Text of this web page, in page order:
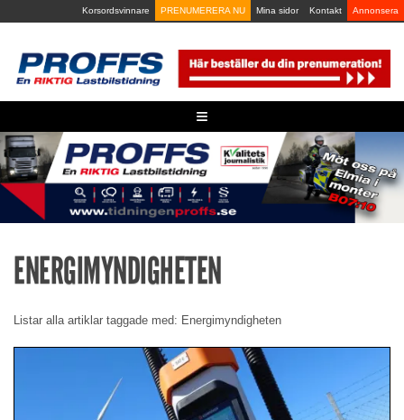
to
Korsordsvinnare PRENUMERERA NU Mina sidor Kontakt Annonsera
≡
ENERGIMYNDIGHETEN
Listar alla artiklar taggade med: Energimyndigheten